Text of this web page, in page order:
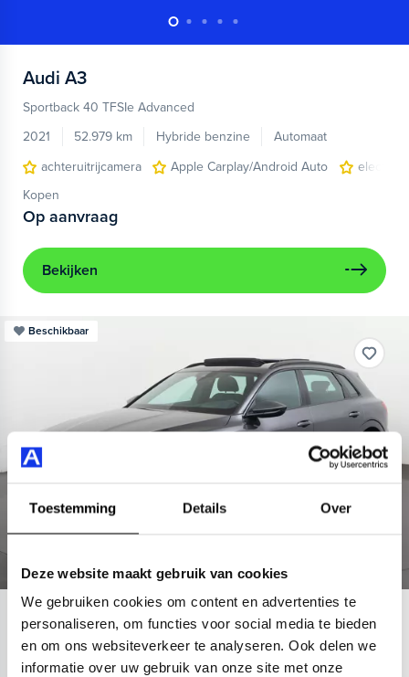
Toestemming Details Over
Deze website maakt gebruik van cookies
We gebruiken cookies om content en advertenties te
personaliseren, om functies voor social media te bieden
en om ons websiteverkeer te analyseren. Ook delen we
informatie over uw gebruik van onze site met onze
Audi A3
Sportback 40 TFSIe Advanced
2021
52.979 km Hybride benzine
Automaat
achteruitrijcamera
Apple Carplay/Android Auto
Kopen
Op aanvraag
Bekijken
Beschikbaar
Audi e-tron
55 quattro S edition 95 kWh